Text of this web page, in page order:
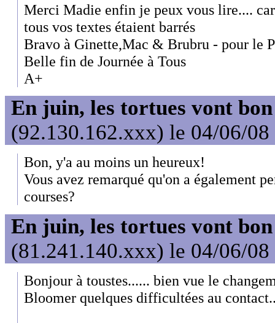
Merci Madie enfin je peux vous lire....
tous vos textes étaient barrés
Bravo à Ginette,Mac & Brubru - pour le
Belle fin de Journée à Tous
A+
En juin, les tortues vont
(92.130.162.xxx) le 04/06/08
Bon, y'a au moins un heureux!
Vous avez remarqué qu'on a également
courses?
En juin, les tortues vont
(81.241.140.xxx) le 04/06/08
Bonjour à toustes...... bien vue le
Bloomer quelques difficultées au